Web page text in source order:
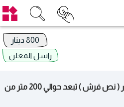
راسل المعلن
للايجار فيلا جديدة بمنطقة سار ( نص فرش ) تبعد حوالي 200 متر من